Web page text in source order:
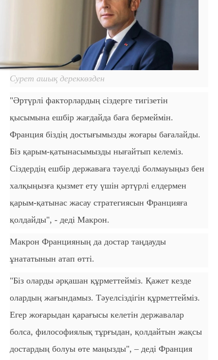
Сурет ашық дереккөзден
"Әртүрлі факторлардың сіздерге тигізетін
қысымына ешбір жағдайда баға бермеймін.
Франция біздің достығымызды жоғары бағалайды.
Біз қарым-қатынасымызды нығайтып келеміз.
Сіздердің ешбір державаға тәуелді болмауыңыз бен
халқыңызға қызмет ету үшін әртүрлі елдермен
қарым-қатынас жасау стратегиясын Францияға
қолдайды", - деді Макрон.
Макрон Францияның да достар таңдауды
ұнататынын атап өтті.
"Біз оларды әрқашан құрметтейміз. Қажет кезде
олардың жағындамыз. Тәуелсіздігін құрметтейміз.
Егер жоғарыдан қарағысы келетін державалар
болса, философиялық тұрғыдан, қолдайтын жақсы
достардың болуы өте маңызды", – деді Франция